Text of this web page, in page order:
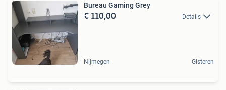
Bureau Gaming Grey
€ 110,00 Details
Nijmegen Gisteren